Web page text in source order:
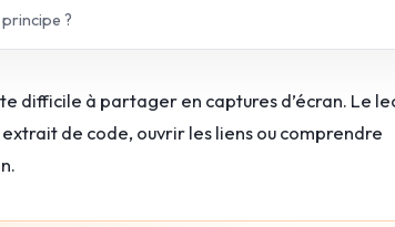
?
difficile à partager en captures d’écran. Le
de code, ouvrir les liens ou comprendre